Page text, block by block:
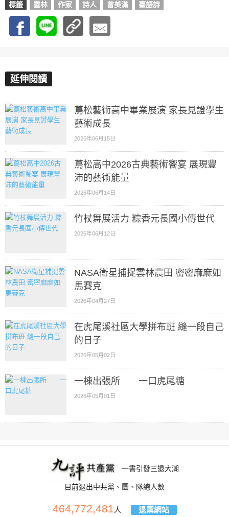
標籤 雲林 作家 詩人 曾美滿 臺語詩
延伸閱讀
蔦松藝術高中畢業展演 家長見證學生
藝術成長
2026年06月15日
蔦松高中2026古典藝術饗宴 展現豐
沛的藝術能量
2026年06月14日
竹杖舞展活力 粽香元長國小傳世代
2026年06月12日
NASA衛星捕捉雲林農田 密密麻麻如
馬賽克
2026年04月27日
在虎尾溪社區大學拼布班 縫一段自己
的日子
2026年05月02日
一棟出張所 一口虎尾糖
2026年05月01日
一書引發三退大潮
目前退出中共黨、團、隊總人數
464,772,481人 退黨網站